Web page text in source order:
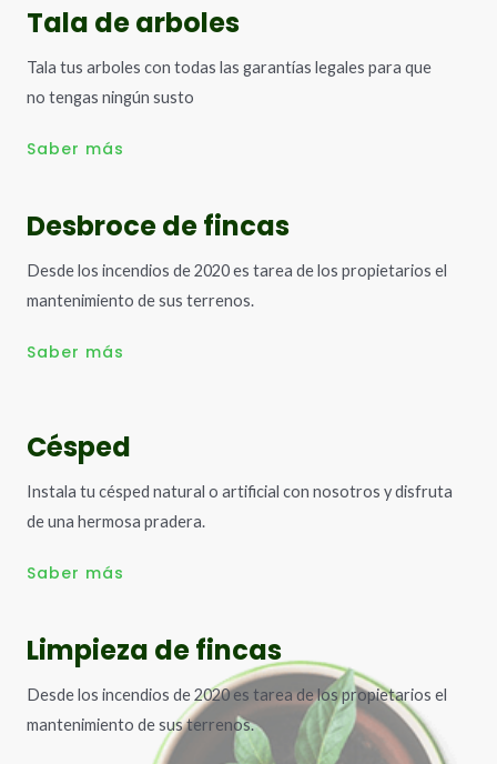
Tala de arboles
Tala tus arboles con todas las garantías legales para que
no tengas ningún susto
Saber más
Desbroce de fincas
Desde los incendios de 2020 es tarea de los propietarios el
mantenimiento de sus terrenos.
Saber más
Césped
Instala tu césped natural o artificial con nosotros y disfruta
de una hermosa pradera.
Saber más
Limpieza de fincas
Desde los incendios de 2020 es tarea de los propietarios el
mantenimiento de sus terrenos.